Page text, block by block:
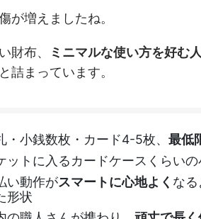
が増えましたね。
財布、 ミニマルな使い方を好む
詰まっています。
・小銭数枚・カード4-5枚、最低
ットに入るカードケースくらいの
い動作がスマートに心地よく な
形状